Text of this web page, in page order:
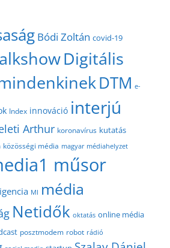
Bódi Zoltán covid-19
Digitális
DTM e-
Index innováció interjú
Arthur koronavírus kutatás
közösségi média magyar médiahelyzet
műsor
MI média
Netidők oktatás online média
posztmodem robot rádió